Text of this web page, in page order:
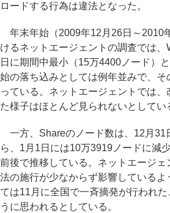
ロードする行為は違法となった。
年末年始（2009年12月26日～2010
けるネットエージェントの調査では
日に期間中最小（15万4400ノード）
始の落ち込みとしては例年並みで、
っている。ネットエージェントでは
た様子はほとんど見られないとしてい
一方、Shareのノード数は、12月31
ら、1月1日には10万3919ノードに減
前後で推移している。ネットエージ
法の施行が少なからず影響している
ては11月に全国で一斉摘発が行われ
うに思われるとしている。